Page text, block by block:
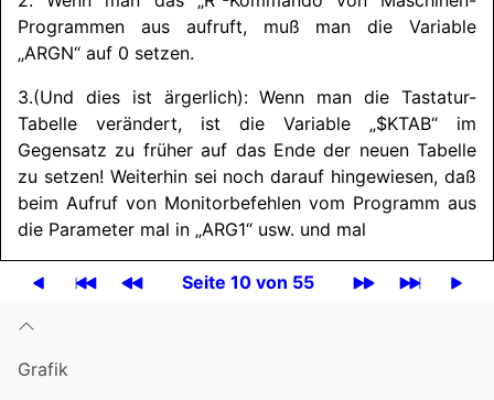
Programmen aus aufruft, muß man die Variable
„ARGN“ auf 0 setzen.
3.(Und dies ist ärgerlich): Wenn man die Tastatur-
Tabelle verändert, ist die Variable „$KTAB“ im
Gegensatz zu früher auf das Ende der neuen Tabelle
zu setzen! Weiterhin sei noch darauf hingewiesen, daß
beim Aufruf von Monitorbefehlen vom Programm aus
die Parameter mal in „ARG1“ usw. und mal
Seite 10 von 55
Grafik